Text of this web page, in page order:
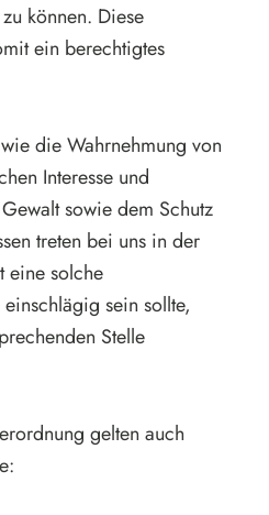
können. Diese
ein berechtigtes
die Wahrnehmung von
Interesse und
sowie dem Schutz
treten bei uns in der
eine solche
sein sollte,
Stelle
gelten auch